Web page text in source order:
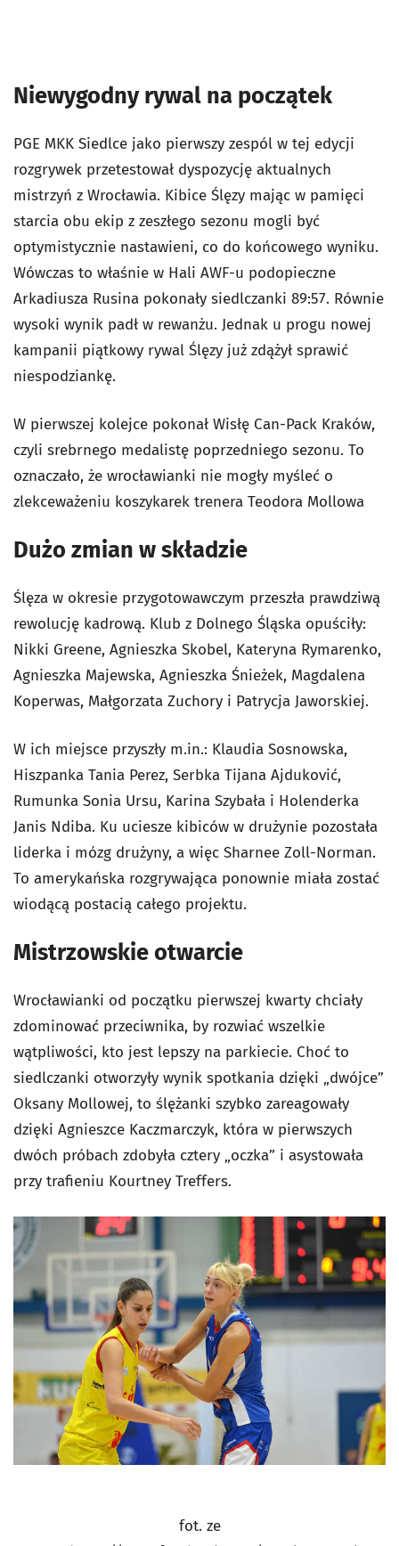
Niewygodny rywal na początek
PGE MKK Siedlce jako pierwszy zespól w tej edycji
rozgrywek przetestował dyspozycję aktualnych
mistrzyń z Wrocławia. Kibice Ślęzy mając w pamięci
starcia obu ekip z zeszłego sezonu mogli być
optymistycznie nastawieni, co do końcowego wyniku.
Wówczas to właśnie w Hali AWF-u podopieczne
Arkadiusza Rusina pokonały siedlczanki 89:57. Równie
wysoki wynik padł w rewanżu. Jednak u progu nowej
kampanii piątkowy rywal Ślęzy już zdążył sprawić
niespodziankę.
W pierwszej kolejce pokonał Wisłę Can-Pack Kraków,
czyli srebrnego medalistę poprzedniego sezonu. To
oznaczało, że wrocławianki nie mogły myśleć o
zlekceważeniu koszykarek trenera Teodora Mollowa
Dużo zmian w składzie
Ślęza w okresie przygotowawczym przeszła prawdziwą
rewolucję kadrową. Klub z Dolnego Śląska opuściły:
Nikki Greene, Agnieszka Skobel, Kateryna Rymarenko,
Agnieszka Majewska, Agnieszka Śnieżek, Magdalena
Koperwas, Małgorzata Zuchory i Patrycja Jaworskiej.
W ich miejsce przyszły m.in.: Klaudia Sosnowska,
Hiszpanka Tania Perez, Serbka Tijana Ajduković,
Rumunka Sonia Ursu, Karina Szybała i Holenderka
Janis Ndiba. Ku uciesze kibiców w drużynie pozostała
liderka i mózg drużyny, a więc Sharnee Zoll-Norman.
To amerykańska rozgrywająca ponownie miała zostać
wiodącą postacią całego projektu.
Mistrzowskie otwarcie
Wrocławianki od początku pierwszej kwarty chciały
zdominować przeciwnika, by rozwiać wszelkie
wątpliwości, kto jest lepszy na parkiecie. Choć to
siedlczanki otworzyły wynik spotkania dzięki „dwójce”
Oksany Mollowej, to ślężanki szybko zareagowały
dzięki Agnieszce Kaczmarczyk, która w pierwszych
dwóch próbach zdobyła cztery „oczka” i asystowała
przy trafieniu Kourtney Treffers.
fot. ze